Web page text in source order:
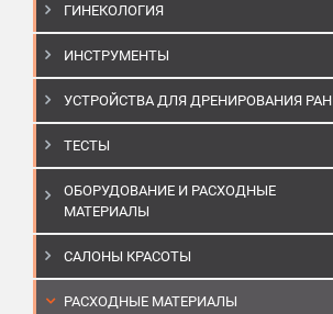
ГИНЕКОЛОГИЯ
ИНСТРУМЕНТЫ
УСТРОЙСТВА ДЛЯ ДРЕНИРОВАНИЯ РАН
ТЕСТЫ
ОБОРУДОВАНИЕ И РАСХОДНЫЕ
МАТЕРИАЛЫ
САЛОНЫ КРАСОТЫ
РАСХОДНЫЕ МАТЕРИАЛЫ